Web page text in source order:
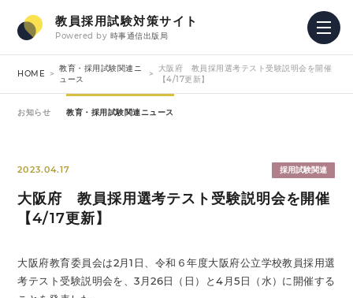
教員採用試験対策サイト
Powered by 時事通信出版局
HOME
教育・採用試験関連ニ
ュース
大阪府 教員採用選考テスト受験説明会を開催
【4/17更新】
お知らせ 教育・採用試験関連ニュース
2023.04.17 採用試験関連
大阪府 教員採用選考テスト受験説明会を開催
【4/17更新】
大阪府教育委員会は2月1日、令和６年度大阪府公立学校教員採用選
考テスト受験説明会を、3月26日（日）と4月5日（水）に開催する